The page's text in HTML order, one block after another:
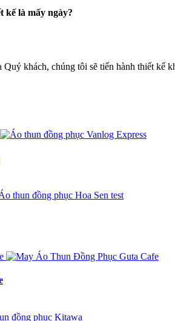
kế là mấy ngày?
khách, chúng tôi sẽ tiến hành thiết kế